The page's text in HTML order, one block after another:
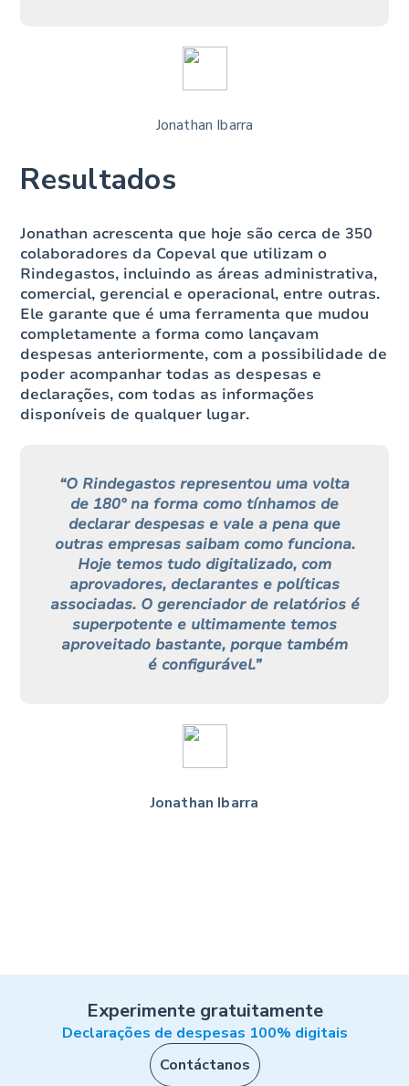
Jonathan Ibarra
Resultados
Jonathan acrescenta que hoje são cerca de 350
colaboradores da Copeval que utilizam o
Rindegastos, incluindo as áreas administrativa,
comercial, gerencial e operacional, entre outras.
Ele garante que é uma ferramenta que mudou
completamente a forma como lançavam
despesas anteriormente, com a possibilidade de
poder acompanhar todas as despesas e
declarações, com todas as informações
disponíveis de qualquer lugar.
“O Rindegastos representou uma volta
de 180° na forma como tínhamos de
declarar despesas e vale a pena que
outras empresas saibam como funciona.
Hoje temos tudo digitalizado, com
aprovadores, declarantes e políticas
associadas. O gerenciador de relatórios é
superpotente e ultimamente temos
aproveitado bastante, porque também
é configurável.”
Jonathan Ibarra
Experimente gratuitamente
Declarações de despesas 100% digitais
Contáctanos